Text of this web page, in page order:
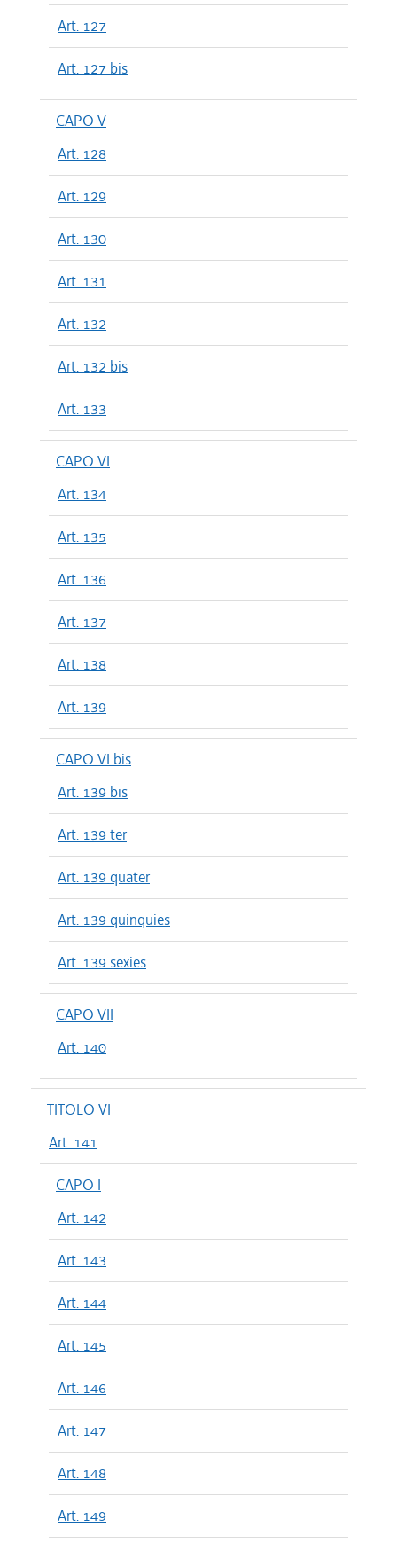
Art. 127
Art. 127 bis
CAPO V
Art. 128
Art. 129
Art. 130
Art. 131
Art. 132
Art. 132 bis
Art. 133
CAPO VI
Art. 134
Art. 135
Art. 136
Art. 137
Art. 138
Art. 139
CAPO VI bis
Art. 139 bis
Art. 139 ter
Art. 139 quater
Art. 139 quinquies
Art. 139 sexies
CAPO VII
Art. 140
TITOLO VI
Art. 141
CAPO I
Art. 142
Art. 143
Art. 144
Art. 145
Art. 146
Art. 147
Art. 148
Art. 149